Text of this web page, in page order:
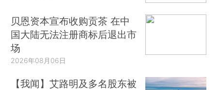
贝恩资本宣布收购贡茶 在中
国大陆无法注册商标后退出市
场
2026年08月06日
【我闻】艾路明及多名股东被